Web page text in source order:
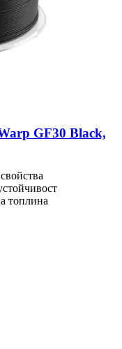
GF30 Black,
топлина